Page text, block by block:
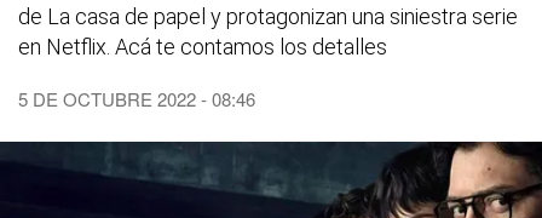
de La casa de papel y protagonizan una siniestra serie
en Netflix. Acá te contamos los detalles
5 DE OCTUBRE 2022 - 08:46